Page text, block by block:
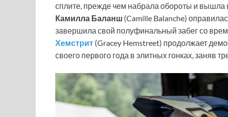
сплите, прежде чем набрала обороты и
Камилла Баланш (Camille Balanche)
завершила свой полуфинальный забег со
Хемстрит (Gracey Hemstreet) продолжает
своего первого года в элитных гонках, заняв